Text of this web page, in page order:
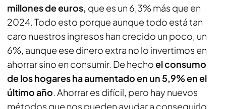
millones de euros, que es un 6,3% más que en
2024. Todo esto porque aunque todo está tan
caro nuestros ingresos han crecido un poco, un
6%, aunque ese dinero extra no lo invertimos en
ahorrar sino en consumir. De hechoel consumo
de los hogares ha aumentado en un 5,9% en el
último año. Ahorrar es difícil, pero hay nuevos
métodos que nos pueden ayudar a conseguirlo.